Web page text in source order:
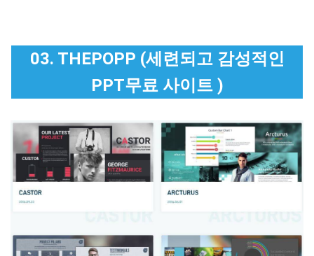
03. THEPOPP (세련되고 감성적인
PPT무료 사이트 )